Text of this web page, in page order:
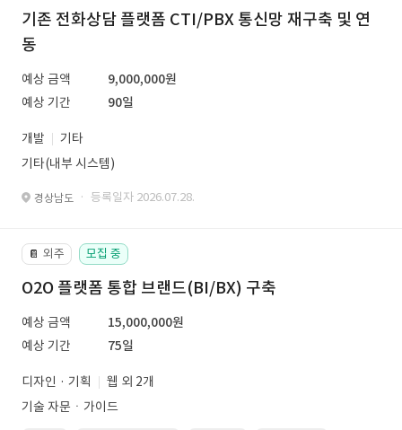
기존 전화상담 플랫폼 CTI/PBX 통신망 재구축 및 연
동
예상 금액
9,000,000원
예상 기간
90일
개발
기타
기타(내부 시스템)
경상남도 · 등록일자 2026.07.28.
📔 외주 모집 중
O2O 플랫폼 통합 브랜드(BI/BX) 구축
예상 금액
15,000,000원
예상 기간
75일
디자인 · 기획
웹 외 2개
기술 자문ㆍ가이드